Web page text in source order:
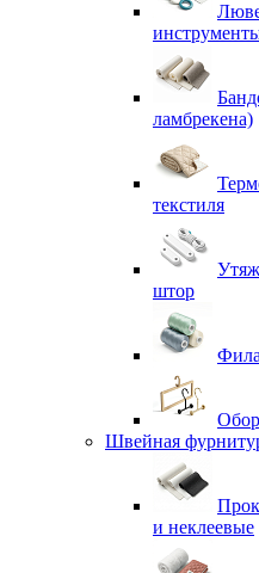
ламбрекена)
текстиля
штор
Швейная
и неклеевые